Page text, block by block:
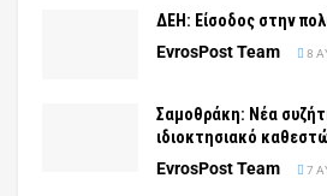
ΔΕΗ: Είσοδος στην
EvrosPost Team
8
Σαμοθράκη: Νέα
ιδιοκτησιακό
EvrosPost Team
7